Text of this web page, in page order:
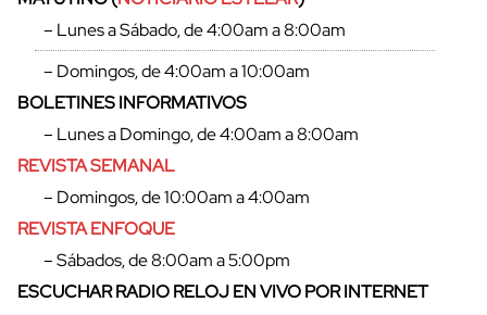
– Lunes a Sábado, de 4:00am a 8:00am
– Domingos, de 4:00am a 10:00am
BOLETINES INFORMATIVOS
– Lunes a Domingo, de 4:00am a 8:00am
REVISTA SEMANAL
– Domingos, de 10:00am a 4:00am
REVISTA ENFOQUE
– Sábados, de 8:00am a 5:00pm
ESCUCHAR RADIO RELOJ EN VIVO POR INTERNET